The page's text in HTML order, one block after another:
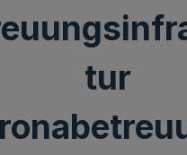
tur